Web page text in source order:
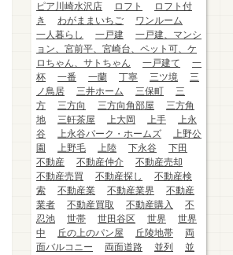
ピア川崎水沢店
ロフト
ロフト付
き
わがままいちご
ワンルーム
一人暮らし
一戸建
一戸建、マンシ
ョン、宮前平、宮崎台、ペット可、ケ
ロちゃん、サトちゃん
一戸建て
一
杯
一番 一蘭 丁寧 三ツ境
三
ノ鳥居
三井ホーム 三保町
三
方
三方向 三方向角部屋
三方角
地
三軒茶屋 上大岡 上手
上永
谷
上永谷パーク・ホームズ
上野公
園
上野毛 上陸 下永谷
下田
不動産
不動産仲介
不動産売却
不動産売買
不動産探し
不動産検
索
不動産業 不動産業界
不動産
業者
不動産買取 不動産購入
不
忍池
世帯 世田谷区 世界
世界
中
丘の上のパン屋 丘陵地帯
両
面バルコニー
両面道路 並列
並